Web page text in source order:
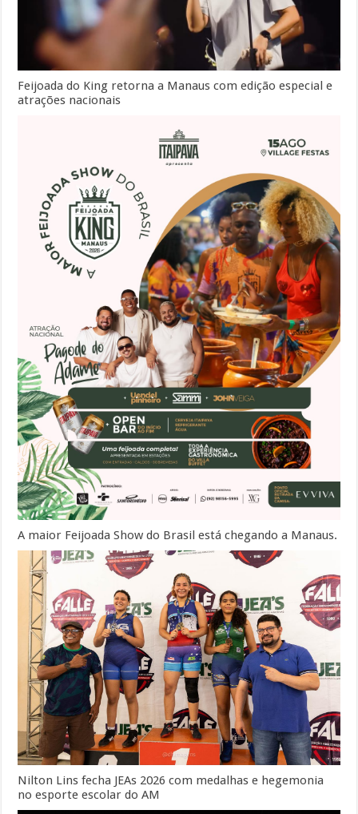
Feijoada do King retorna a Manaus com edição especial e
atrações nacionais
A maior Feijoada Show do Brasil está chegando a Manaus.
Nilton Lins fecha JEAs 2026 com medalhas e hegemonia
no esporte escolar do AM